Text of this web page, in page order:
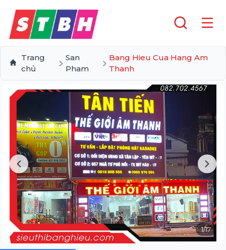
Trang
chủ
San
Pham
Bang Hieu Cua Hang Am
Thanh
1/17